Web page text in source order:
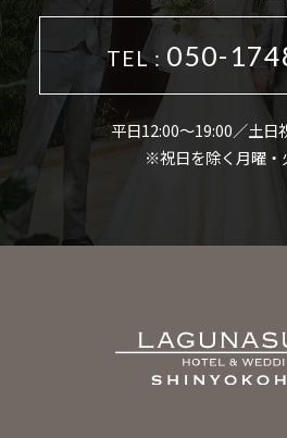
TEL : 050-
平日12:00～19:00／土日
※祝日を除く月曜・